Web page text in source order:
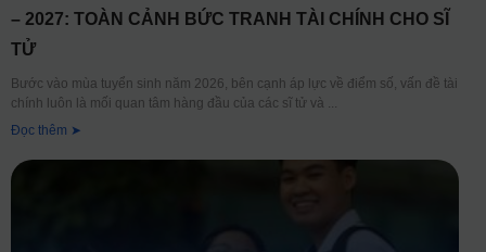
– 2027: TOÀN CẢNH BỨC TRANH TÀI CHÍNH CHO SĨ
TỬ
Bước vào mùa tuyển sinh năm 2026, bên cạnh áp lực về điểm số, vấn đề tài
chính luôn là mối quan tâm hàng đầu của các sĩ tử và
Đọc thêm ➤